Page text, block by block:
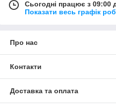
Сьогодні працює з 09:00
Показати весь графік
Про нас
Контакти
Доставка та оплата